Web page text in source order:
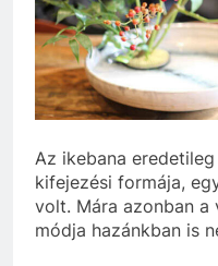
Az ikebana
kifejezési formája,
volt. Mára azonban a
módja hazánkban is